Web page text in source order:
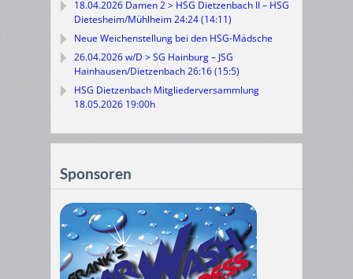
18.04.2026 Damen 2 > HSG Dietzenbach II – HSG
Dietesheim/Mühlheim 24:24 (14:11)
Neue Weichenstellung bei den HSG-Mädsche
26.04.2026 w/D > SG Hainburg – JSG
Hainhausen/Dietzenbach 26:16 (15:5)
HSG Dietzenbach Mitgliederversammlung
18.05.2026 19:00h
Sponsoren